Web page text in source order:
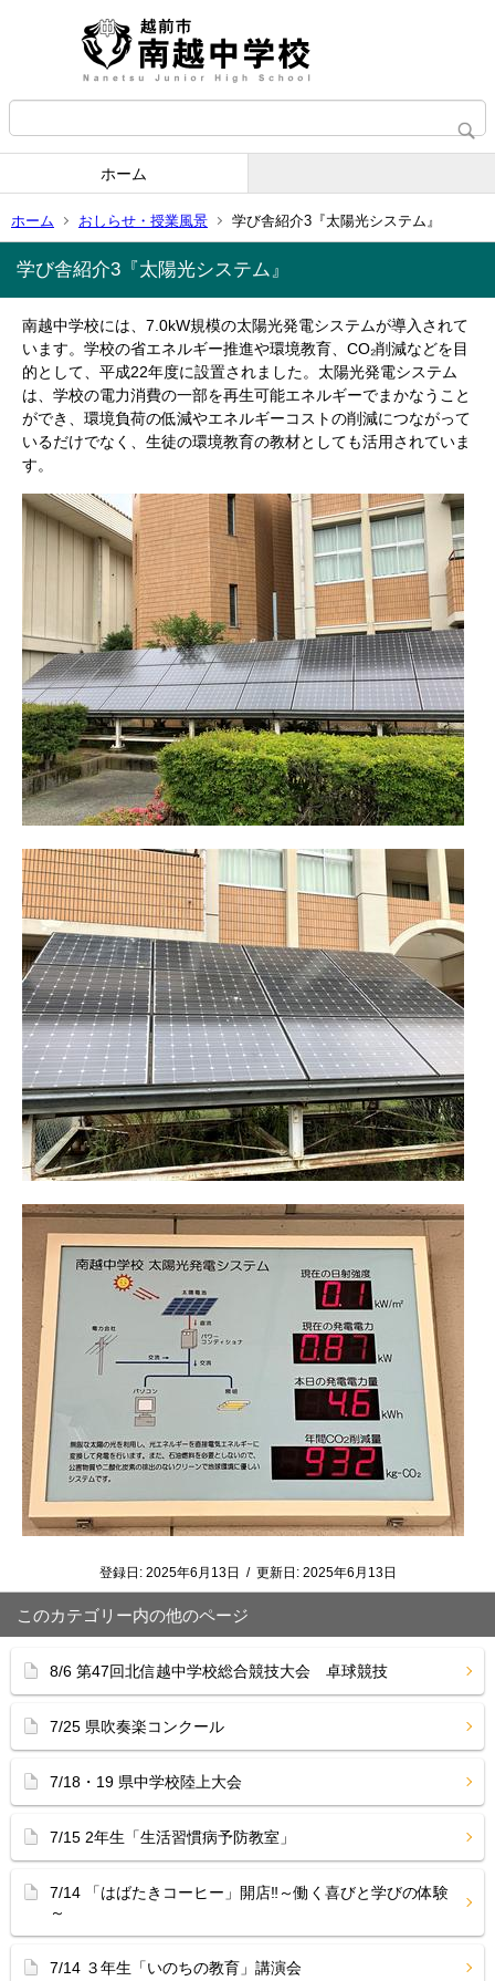
ホーム
ホーム おしらせ・授業風景 学び舎紹介3『太陽光システム』
学び舎紹介3『太陽光システム』
南越中学校には、7.0kW規模の太陽光発電システムが導入されて
います。学校の省エネルギー推進や環境教育、CO₂削減などを目
的として、平成22年度に設置されました。太陽光発電システム
は、学校の電力消費の一部を再生可能エネルギーでまかなうこと
ができ、環境負荷の低減やエネルギーコストの削減につながって
いるだけでなく、生徒の環境教育の教材としても活用されていま
す。
登録日: 2025年6月13日 / 更新日: 2025年6月13日
このカテゴリー内の他のページ
8/6 第47回北信越中学校総合競技大会 卓球競技
7/25 県吹奏楽コンクール
7/18・19 県中学校陸上大会
7/15 2年生「生活習慣病予防教室」
7/14 「はばたきコーヒー」開店‼︎～働く喜びと学びの体験
～
7/14 ３年生「いのちの教育」講演会